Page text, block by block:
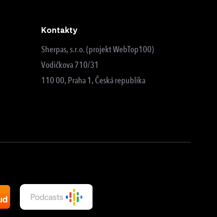
Kontakty
Sherpas, s.r.o. (projekt WebTop100)
Vodičkova 710/31
110 00, Praha 1, Česká republika